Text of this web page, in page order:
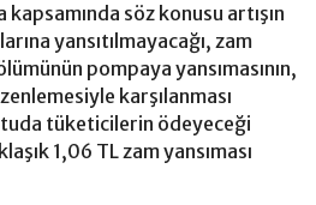
söz konusu artışın
yansıtılmayacağı, zam
pompaya yansımasının,
karşılanması
tüketicilerin ödeyeceği
1,06 TL zam yansıması